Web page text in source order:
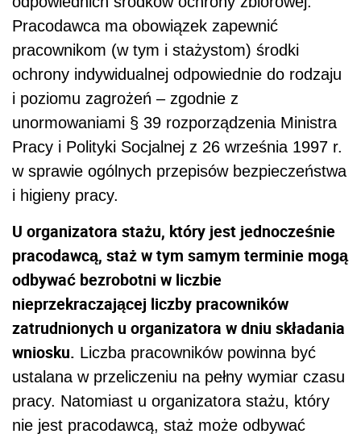
Pracodawca ma obowiązek zapewnić
pracownikom (w tym i stażystom) środki
ochrony indywidualnej odpowiednie do rodzaju
i poziomu zagrożeń – zgodnie z
unormowaniami § 39 rozporządzenia Ministra
Pracy i Polityki Socjalnej z 26 września 1997 r.
w sprawie ogólnych przepisów bezpieczeństwa
i higieny pracy.
U organizatora stażu, który jest jednocześnie
pracodawcą, staż w tym samym terminie mogą
odbywać bezrobotni w liczbie
nieprzekraczającej liczby pracowników
zatrudnionych u organizatora w dniu składania
wniosku. Liczba pracowników powinna być
ustalana w przeliczeniu na pełny wymiar czasu
pracy. Natomiast u organizatora stażu, który
nie jest pracodawcą, staż może odbywać